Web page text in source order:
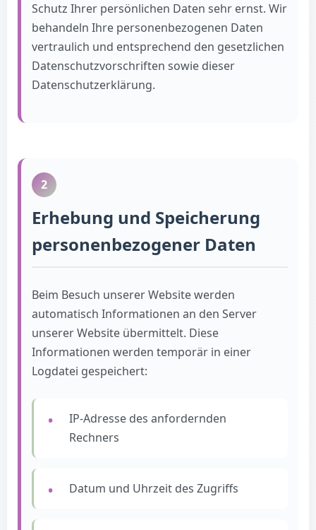
Schutz Ihrer persönlichen Daten sehr ernst. Wir
behandeln Ihre personenbezogenen Daten
vertraulich und entsprechend den gesetzlichen
Datenschutzvorschriften sowie dieser
Datenschutzerklärung.
2
Erhebung und Speicherung
personenbezogener Daten
Beim Besuch unserer Website werden
automatisch Informationen an den Server
unserer Website übermittelt. Diese
Informationen werden temporär in einer
Logdatei gespeichert:
IP-Adresse des anfordernden
Rechners
Datum und Uhrzeit des Zugriffs